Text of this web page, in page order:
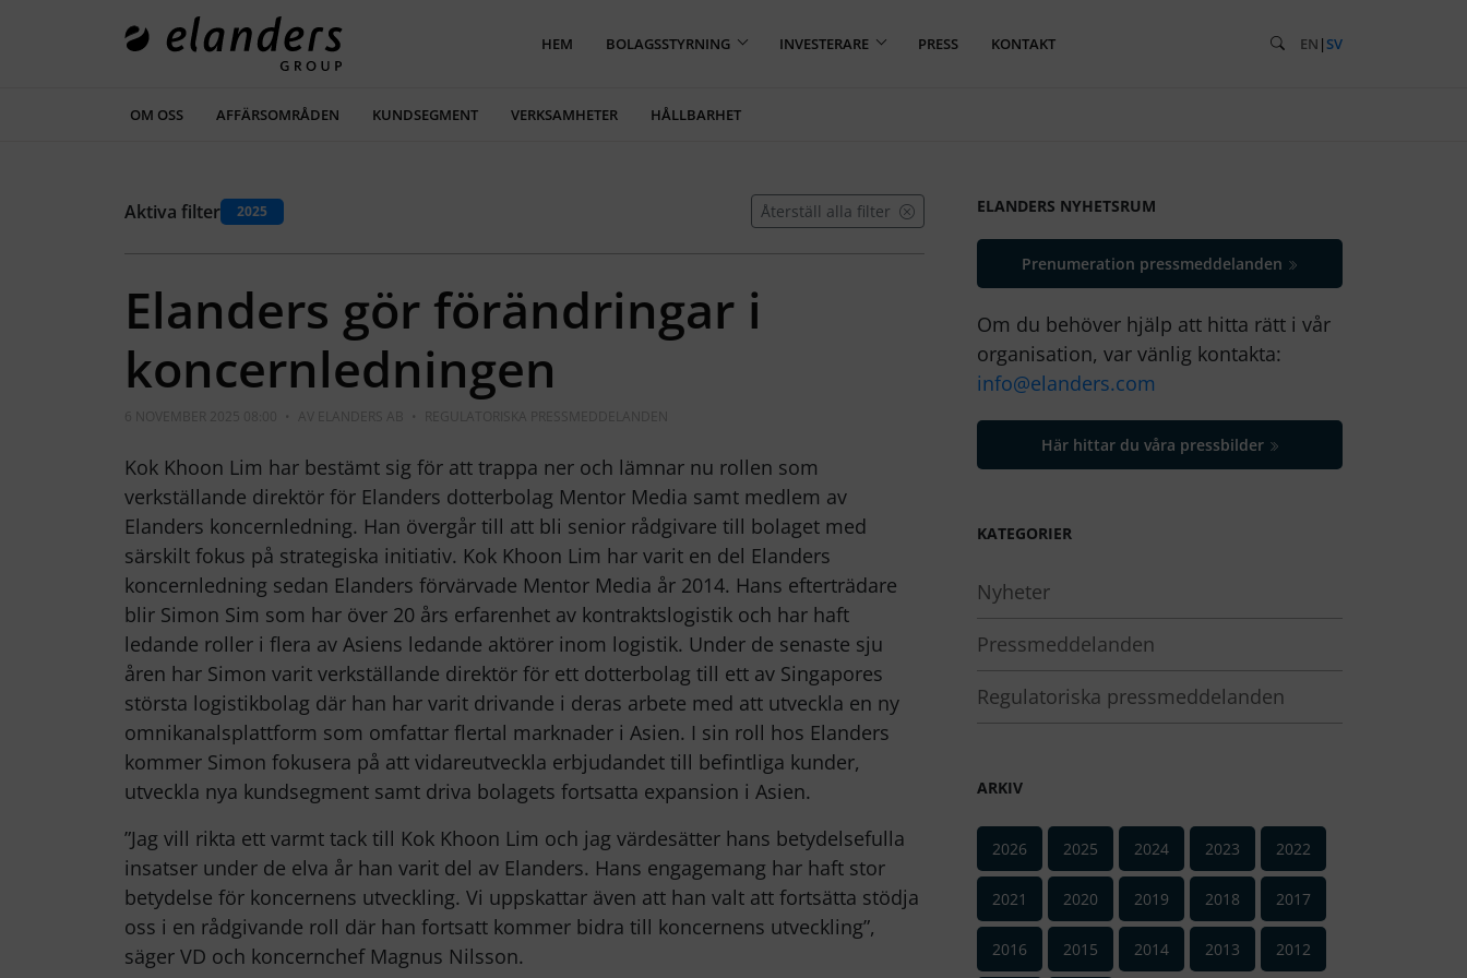
HEM BOLAGSSTYRNING INVESTERARE PRESS KONTAKT EN | SV
OM OSS AFFÄRSOMRÅDEN KUNDSEGMENT VERKSAMHETER HÅLLBARHET
Aktiva filter 2025 Återställ alla filter
Elanders gör förändringar i
koncernledningen
6 NOVEMBER 2025 08:00 • AV ELANDERS AB •
Kok Khoon Lim har bestämt sig för att trappa ner och lämnar nu rollen som
verkställande direktör för Elanders dotterbolag Mentor Media samt medlem av
Elanders koncernledning. Han övergår till att bli senior rådgivare till bolaget med
särskilt fokus på strategiska initiativ. Kok Khoon Lim har varit en del Elanders
koncernledning sedan Elanders förvärvade Mentor Media år 2014. Hans efterträdare
blir Simon Sim som har över 20 års erfarenhet av kontraktslogistik och har haft
ledande roller i flera av Asiens ledande aktörer inom logistik. Under de senaste sju
åren har Simon varit verkställande direktör för ett dotterbolag till ett av Singapores
största logistikbolag där han har varit drivande i deras arbete med att utveckla en ny
omnikanalsplattform som omfattar flertal marknader i Asien. I sin roll hos Elanders
kommer Simon fokusera på att vidareutveckla erbjudandet till befintliga kunder,
utveckla nya kundsegment samt driva bolagets fortsatta expansion i Asien.
”Jag vill rikta ett varmt tack till Kok Khoon Lim och jag värdesätter hans betydelsefulla
insatser under de elva år han varit del av Elanders. Hans engagemang har haft stor
betydelse för koncernens utveckling. Vi uppskattar även att han valt att fortsätta stödja
oss i en rådgivande roll där han fortsatt kommer bidra till koncernens utveckling”,
säger VD och koncernchef Magnus Nilsson.
ELANDERS NYHETSRUM
Prenumeration pressmeddelanden
Om du behöver hjälp att hitta rätt i vår
organisation, var vänlig kontakta:
info@elanders.com
Här hittar du våra pressbilder
KATEGORIER
Nyheter
Pressmeddelanden
Regulatoriska pressmeddelanden
ARKIV
2026 2025 2024 2023 2022
2021 2020 2019 2018 2017
2016 2015 2014 2013 2012